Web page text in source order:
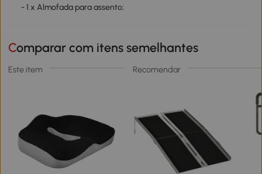
- 1 x Almofada para assento;
Comparar com itens semelhantes
Este item Recomendar